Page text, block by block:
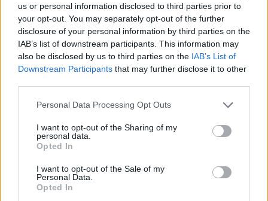
us or personal information disclosed to third parties prior to
your opt-out. You may separately opt-out of the further
disclosure of your personal information by third parties on the
IAB’s list of downstream participants. This information may
also be disclosed by us to third parties on the IAB’s List of
Downstream Participants that may further disclose it to other
Personal Data Processing Opt Outs
I want to opt-out of the Sharing of my
personal data.
Opted In
I want to opt-out of the Sale of my
Personal Data.
Opted In
Red Velvet Whoopie Pies
Leicht
Anisbögen mit Butter
Schneeflöckchen-Kekse
Leicht
Kaffeekipferl
Leicht